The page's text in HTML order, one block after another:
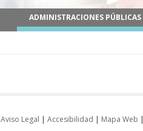
ADMINISTRACIONES PÚBLICAS
Aviso Legal | Accesibilidad | Mapa Web |